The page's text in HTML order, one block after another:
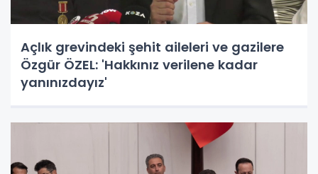
Açlık grevindeki şehit aileleri ve gazilere
Özgür ÖZEL: 'Hakkınız verilene kadar
yanınızdayız'